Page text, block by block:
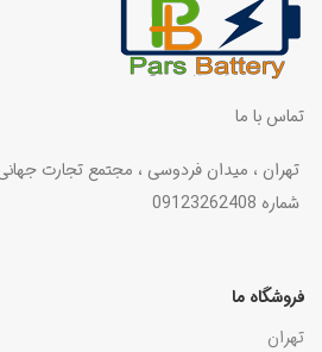
تماس با ما
تهران ، میدان فردوسی ، مجتمع تجارت جهانی ،
شماره 09123262408
فروشگاه ما
تهران